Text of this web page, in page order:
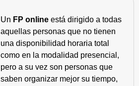
Un FP online está dirigido a todas
aquellas personas que no tienen
una disponibilidad horaria total
como en la modalidad presencial,
pero a su vez son personas que
saben organizar mejor su tiempo,